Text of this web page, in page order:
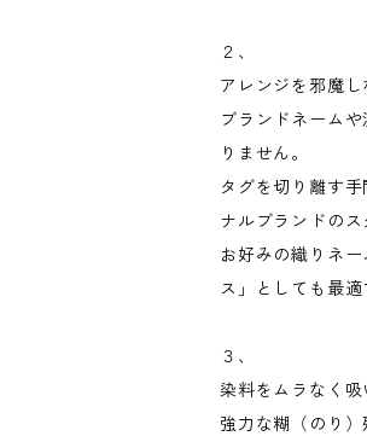
２、
アレンジを邪魔し
ブランドネーム
りません。
タグを切り離す
ナルブランドのス
お好みの織りネ
ス」としても最適
３、
染料をムラなく
強力な糊（のり